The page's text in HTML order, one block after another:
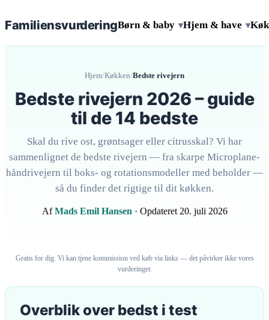
FamiliensvurderingBørn & baby ▾Hjem & have ▾
Hjem/Køkken/Bedste rivejern
Bedste rivejern 2026 – guide
til de 14 bedste
Skal du rive ost, grøntsager eller citrusskal? Vi har
sammenlignet de bedste rivejern — fra skarpe Microplane-
håndrivejern til boks- og rotationsmodeller med beholder —
så du finder det rigtige til dit køkken.
AfMads Emil Hansen · Opdateret 20. juli 2026
Gratis for dig. Vi kan tjene kommission ved køb via links — det påvirker ikke vores
vurderinger.
Overblik over bedst i test